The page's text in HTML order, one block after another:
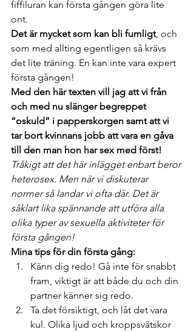
fiffiluran kan första gången göra lite
ont.
Det är mycket som kan bli fumligt, och
som med allting egentligen så krävs
det lite träning. En kan inte vara expert
första gången!
Med den här texten vill jag att vi från
och med nu slänger begreppet
“oskuld” i papperskorgen samt att vi
tar bort kvinnans jobb att vara en gåva
till den man hon har sex med först!
Tråkigt att det här inlägget enbart beror
heterosex. Men när vi diskuterar
normer så landar vi ofta där. Det är
såklart lika spännande att utföra alla
olika typer av sexuella aktiviteter för
första gången!
Mina tips för din första gång:
Känn dig redo! Gå inte för snabbt
fram, viktigt är att både du och din
partner känner sig redo.
Ta det försiktigt, och låt det vara
kul. Olika ljud och kroppsvätskor